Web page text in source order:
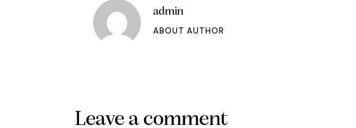
admin
ABOUT AUTHOR
Leave a comment